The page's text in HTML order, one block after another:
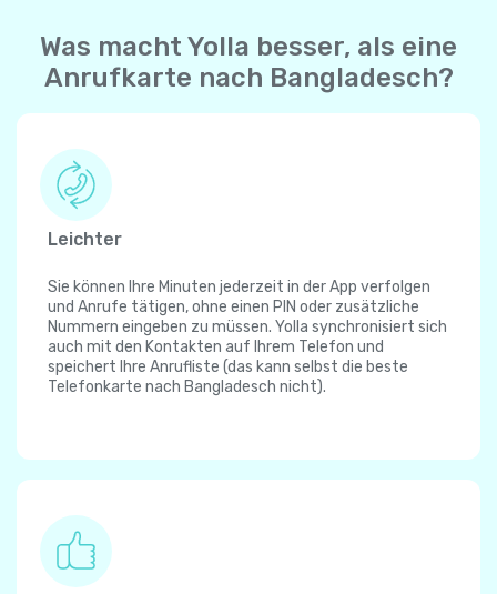
Was macht Yolla besser, als eine
Anrufkarte nach Bangladesch?
Leichter
Sie können Ihre Minuten jederzeit in der App verfolgen
und Anrufe tätigen, ohne einen PIN oder zusätzliche
Nummern eingeben zu müssen. Yolla synchronisiert sich
auch mit den Kontakten auf Ihrem Telefon und
speichert Ihre Anrufliste (das kann selbst die beste
Telefonkarte nach Bangladesch nicht).